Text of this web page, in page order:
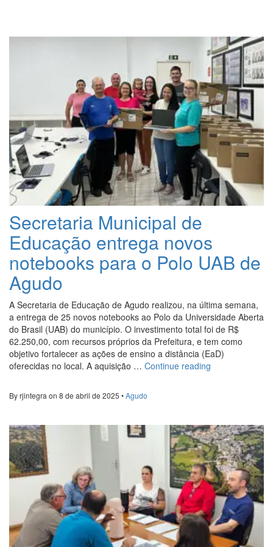
Secretaria Municipal de
Educação entrega novos
notebooks para o Polo UAB de
Agudo
A Secretaria de Educação de Agudo realizou, na última semana,
a entrega de 25 novos notebooks ao Polo da Universidade Aberta
do Brasil (UAB) do município. O investimento total foi de R$
62.250,00, com recursos próprios da Prefeitura, e tem como
objetivo fortalecer as ações de ensino a distância (EaD)
oferecidas no local. A aquisição … Continue reading
novos
notebooks
para
o
Polo
UAB
de
Agudo”
By rjintegra on 8 de abril de 2025 •Agudo